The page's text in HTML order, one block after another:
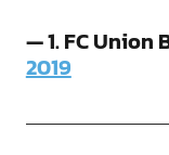
— 1. FC Union
2019